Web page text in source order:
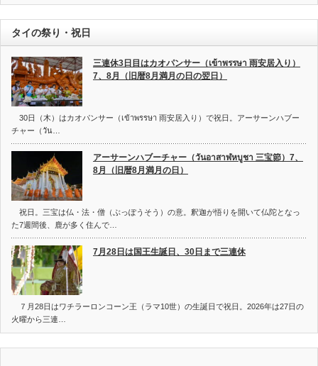
タイの祭り・祝日
三連休3日目はカオパンサー（เข้าพรรษา 雨安居入り）
7、8月（旧暦8月満月の日の翌日）
30日（木）はカオパンサー（เข้าพรรษา 雨安居入り）で祝日。アーサーンハブー
チャー（วัน…
アーサーンハブーチャー（วันอาสาฬหบูชา 三宝節）7、
8月（旧暦8月満月の日）
祝日。三宝は仏・法・僧（ぶっぽうそう）の意。釈迦が悟りを開いて仏陀となっ
た7週間後、鹿が多く住んで…
7月28日は国王生誕日、30日まで三連休
７月28日はワチラーロンコーン王（ラマ10世）の生誕日で祝日。2026年は27日の
火曜から三連…